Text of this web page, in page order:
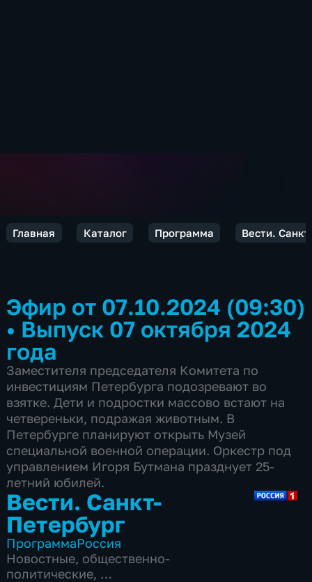
Главная Каталог Программа Вести.
Эфир от 07.10.2024 (09:30)
• Выпуск 07 октября 2024
года
Заместителя председателя Комитета по
инвестициям Петербурга подозревают во
взятке. Дети и подростки массово встают на
четвереньки, подражая животным. В
Петербурге планируют открыть Музей
специальной военной операции. Оркестр под
управлением Игоря Бутмана празднует 25-
летний юбилей.
Вести. Санкт-
Петербург
ПрограммаРоссия
Новостные, общественно-
политические,